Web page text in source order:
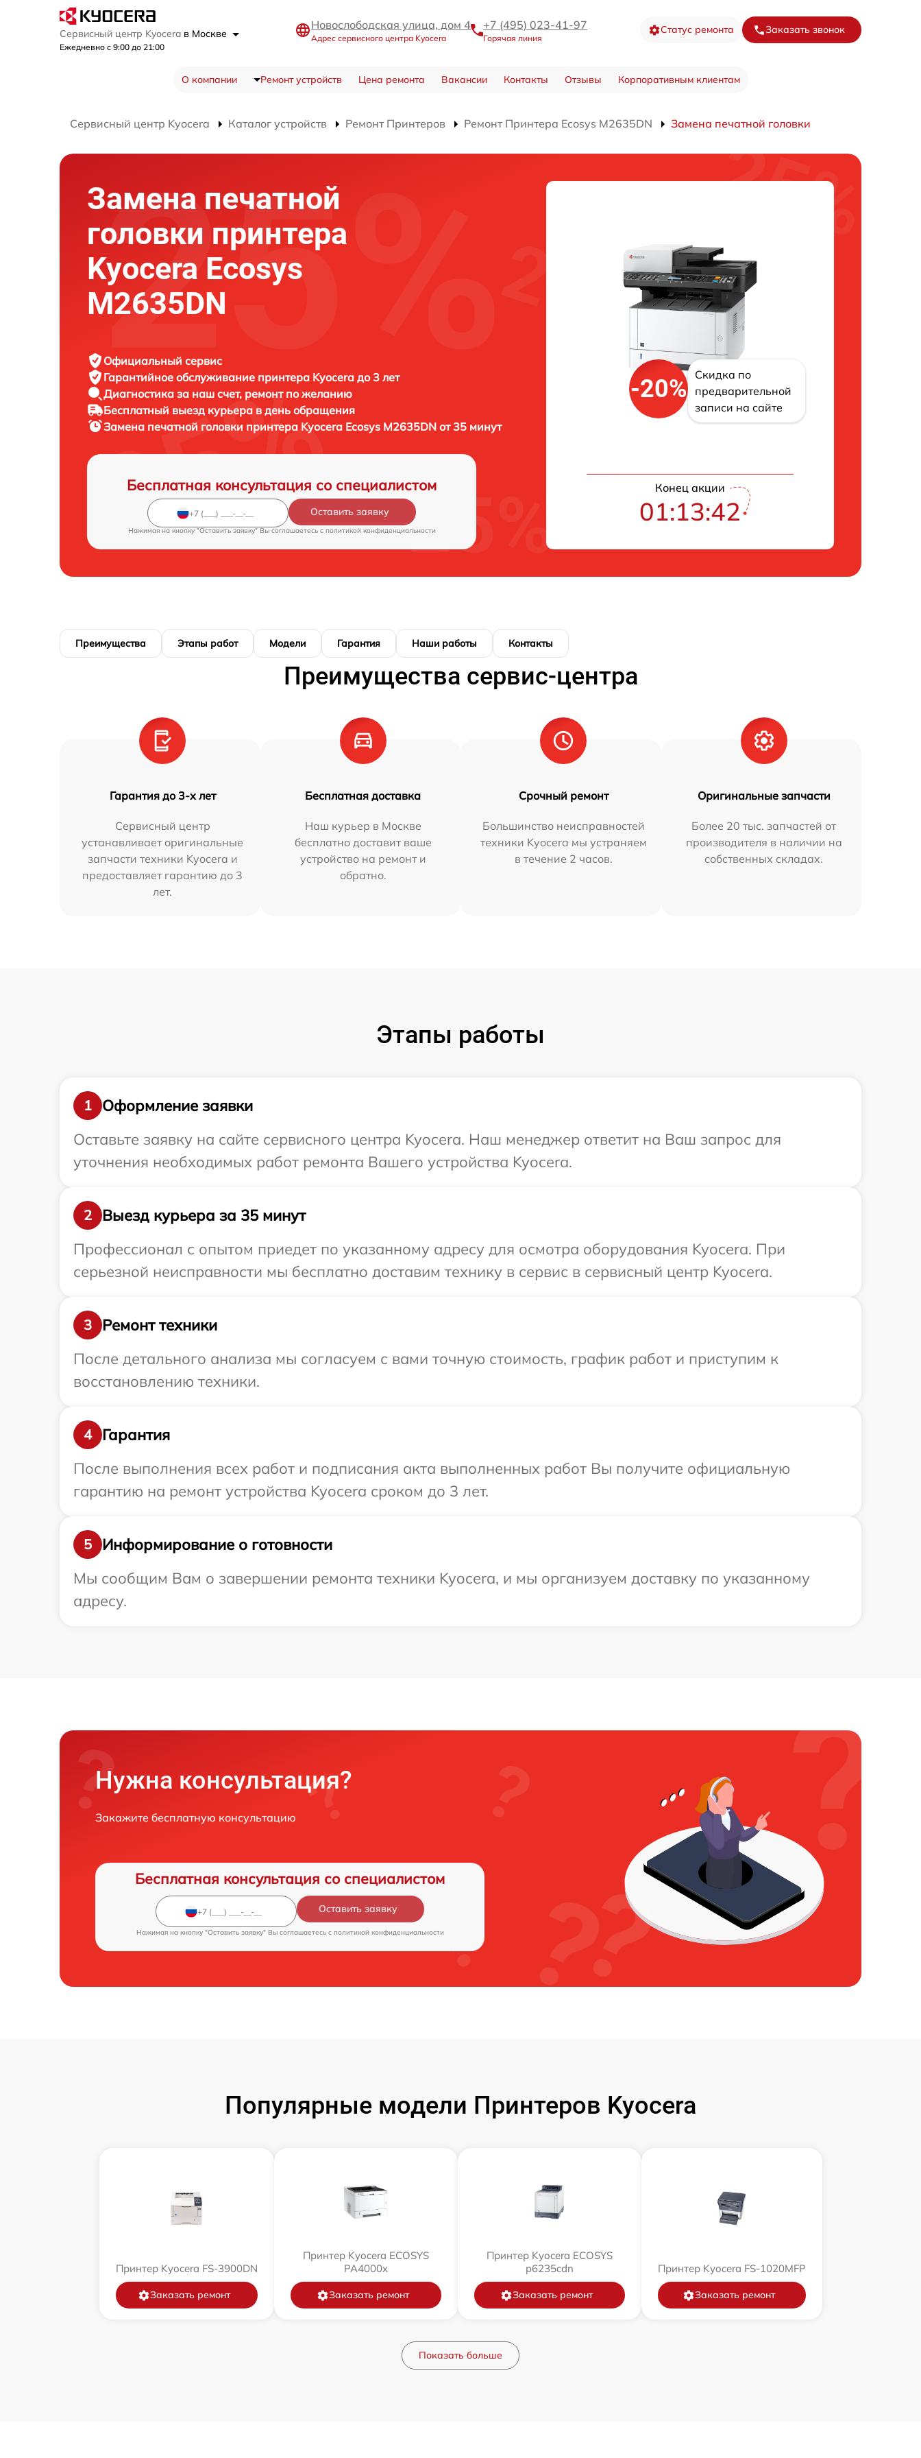
Сервисный центр Kyocera в Москве
Ежедневно с 9:00 до 21:00
Новослободская улица, дом 4
Адрес сервисного центра Kyocera
+7 (495) 023-41-97
Горячая линия
Статус ремонта Заказать звонок
О компании Ремонт устройств Цена ремонта Вакансии Контакты Отзывы Корпоративным клиентам
Сервисный центр Kyocera Каталог устройств Ремонт Принтеров Ремонт Принтера Ecosys M2635DN Замена печатной головки
Замена печатной
головки принтера
Kyocera Ecosys
M2635DN
Официальный сервис
Гарантийное обслуживание принтера Kyocera до 3 лет
Диагностика за наш счет, ремонт по желанию
Бесплатный выезд курьера в день обращения
Замена печатной головки принтера Kyocera Ecosys M2635DN от 35 минут
Бесплатная консультация со специалистом
Оставить заявку
Нажимая на кнопку "Оставить заявку" Вы соглашаетесь c политикой конфиденциальности
-20%
Скидка по
предварительной
записи на сайте
Конец акции
01:13:41
Преимущества Этапы работ Модели Гарантия Наши работы Контакты
Преимущества сервис-центра
Гарантия до 3-х лет
Сервисный центр
устанавливает оригинальные
запчасти техники Kyocera и
предоставляет гарантию до 3
лет.
Бесплатная доставка
Наш курьер в Москве
бесплатно доставит ваше
устройство на ремонт и
обратно.
Срочный ремонт
Большинство неисправностей
техники Kyocera мы устраняем
в течение 2 часов.
Оригинальные запчасти
Более 20 тыс. запчастей от
производителя в наличии на
собственных складах.
Этапы работы
1
Оформление заявки
Оставьте заявку на сайте сервисного центра Kyocera. Наш менеджер ответит на Ваш запрос для
уточнения необходимых работ ремонта Вашего устройства Kyocera.
2
Выезд курьера за 35 минут
Профессионал с опытом приедет по указанному адресу для осмотра оборудования Kyocera. При
серьезной неисправности мы бесплатно доставим технику в сервис в сервисный центр Kyocera.
3
Ремонт техники
После детального анализа мы согласуем с вами точную стоимость, график работ и приступим к
восстановлению техники.
4
Гарантия
После выполнения всех работ и подписания акта выполненных работ Вы получите официальную
гарантию на ремонт устройства Kyocera сроком до 3 лет.
5
Информирование о готовности
Мы сообщим Вам о завершении ремонта техники Kyocera, и мы организуем доставку по указанному
адресу.
Нужна консультация?
Закажите бесплатную консультацию
Бесплатная консультация со специалистом
Оставить заявку
Нажимая на кнопку "Оставить заявку" Вы соглашаетесь c политикой конфиденциальности
Популярные модели Принтеров Kyocera
Принтер Kyocera FS-3900DN
Заказать ремонт
Принтер Kyocera ECOSYS
PA4000x
Заказать ремонт
Принтер Kyocera ECOSYS
p6235cdn
Заказать ремонт
Принтер Kyocera FS-1020MFP
Заказать ремонт
Показать больше